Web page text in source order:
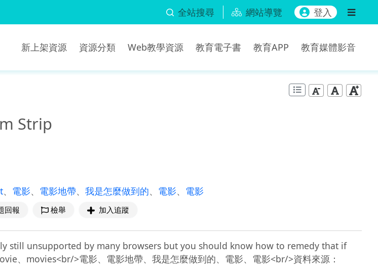
全站搜尋 網站導覽 登入
新上架資源 資源分類 Web教學資源 教育電子書 教育APP 教育媒體影音
Strip
、 電影、 電影地帶、 我是怎麼做到的、 電影、 電影
回報 檢舉 加入追蹤
still unsupported by many browsers but you should know how to remedy that if
movies<br/>電影、電影地帶、我是怎麼做到的、電影、電影<br/>資料來源：